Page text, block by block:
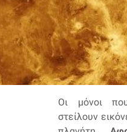
Οι μόνοι
στείλουν